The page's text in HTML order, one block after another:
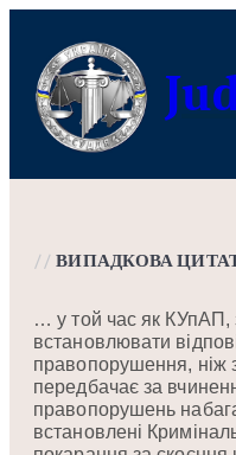
вмісту
// ВИПАДКОВА
… у той час як КУпАП,
встановлювати
правопорушення, ніж
передбачає за
правопорушень
встановлені